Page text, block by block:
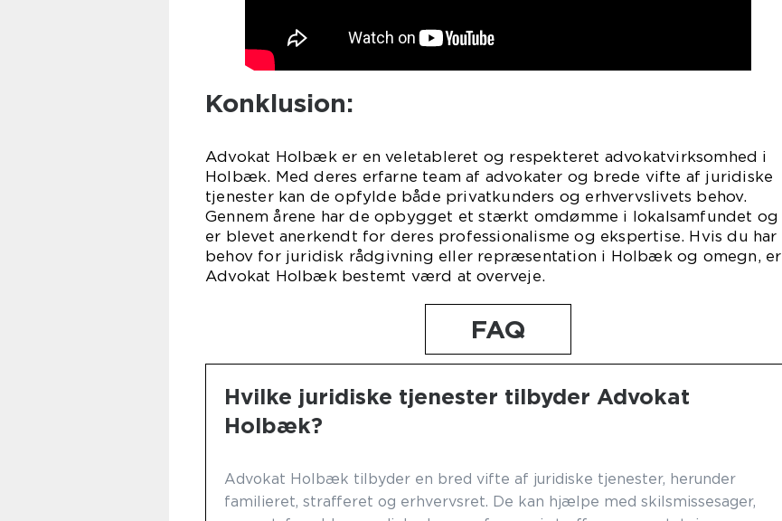
Konklusion:
Advokat Holbæk er en veletableret og respekteret advokatvirksomhed i
Holbæk. Med deres erfarne team af advokater og brede vifte af juridiske
tjenester kan de opfylde både privatkunders og erhvervslivets behov.
Gennem årene har de opbygget et stærkt omdømme i lokalsamfundet og
er blevet anerkendt for deres professionalisme og ekspertise. Hvis du har
behov for juridisk rådgivning eller repræsentation i Holbæk og omegn, er
Advokat Holbæk bestemt værd at overveje.
FAQ
Hvilke juridiske tjenester tilbyder Advokat
Holbæk?
Advokat Holbæk tilbyder en bred vifte af juridiske tjenester, herunder
familieret, strafferet og erhvervsret. De kan hjælpe med skilsmissesager,